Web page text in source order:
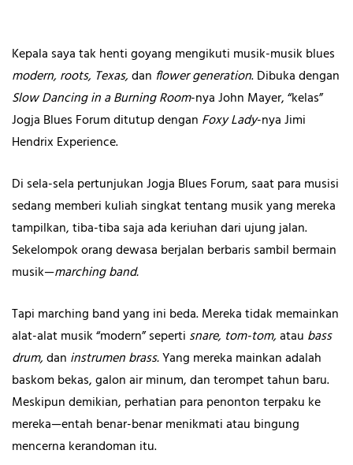
Kepala saya tak henti goyang mengikuti musik-musik blues
modern,roots, Texas,dan flower generation. Dibuka dengan
Slow Dancing in a Burning Room-nya John Mayer, “kelas”
Jogja Blues Forum ditutup dengan Foxy Lady-nya Jimi
Hendrix Experience.
Di sela-sela pertunjukan Jogja Blues Forum, saat para musisi
sedang memberi kuliah singkat tentang musik yang mereka
tampilkan, tiba-tiba saja ada keriuhan dari ujung jalan.
Sekelompok orang dewasa berjalan berbaris sambil bermain
musik—marching band.
Tapi marching band yang ini beda. Mereka tidak memainkan
alat-alat musik “modern” seperti snare, tom-tom,atau bass
drum,dan instrumen brass.Yang mereka mainkan adalah
baskom bekas, galon air minum, dan terompet tahun baru.
Meskipun demikian, perhatian para penonton terpaku ke
mereka—entah benar-benar menikmati atau bingung
mencerna kerandoman itu.